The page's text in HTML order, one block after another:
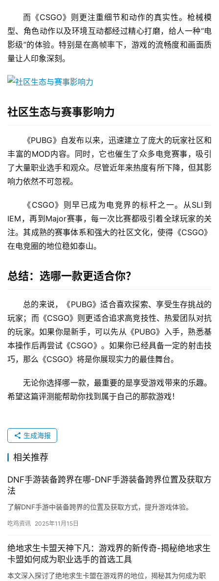
而《CSGO》则更注重细节和动作的真实性。枪械模
型、角色动作以及环境互动都经过精心打磨，给人一种“电
影级”的体验。特别是在高帧率下，游戏的流畅度和画面质
量让人印象深刻。
社区生态与赛事影响力
《PUBG》自发布以来，迅速建立了庞大的玩家社区和
丰富的MOD内容。同时，它也催生了众多电竞赛事，吸引
了大量职业选手和观众。尽管近年来热度有所下降，但其影
响力依然不可忽视。
《CSGO》则早已成为电竞界的标杆之一。从SLI到
IEM，再到Major赛事，每一次比赛都吸引着全球玩家的关
注。其成熟的赛事体系和强大的社区文化，使得《CSGO》
在电竞圈的地位稳如泰山。
总结：选哪一款更适合你？
总的来说，《PUBG》适合喜欢探索、享受生存挑战的
玩家；而《CSGO》则更适合追求高竞技性、热爱团队对抗
的玩家。如果你是新手，可以先从《PUBG》入手，熟悉基
本操作后再尝试《CSGO》。如果你已经具备一定的射击技
巧，那么《CSGO》将是你展现实力的最佳舞台。
无论你选择哪一款，最重要的是享受游戏带来的乐趣。
希望这篇评测能帮助你找到属于自己的那款游戏！
生成海报
相关推荐
DNF手游装备跨界在哪-DNF手游装备跨界位置及获取方
法
了解DNF手游中装备跨界的位置及获取方式，提升游戏体验。
吃鸡资讯 2025年11月15日
绝地求生卡盟天神下凡：游戏界的新传奇-揭秘绝地求生
卡盟如何成为职业选手的首选工具
本文深入探讨了绝地求生卡盟在游戏界的地位，揭秘其为何成为职